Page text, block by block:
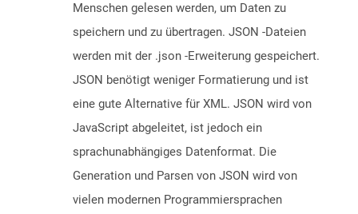
Menschen gelesen werden, um Daten zu
speichern und zu übertragen. JSON -Dateien
werden mit der .json -Erweiterung gespeichert.
JSON benötigt weniger Formatierung und ist
eine gute Alternative für XML. JSON wird von
JavaScript abgeleitet, ist jedoch ein
sprachunabhängiges Datenformat. Die
Generation und Parsen von JSON wird von
vielen modernen Programmiersprachen